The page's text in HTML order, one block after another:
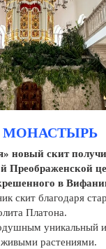
новый скит
Преображенской
в
скит благодаря
Платона.
уникальный
растениями.